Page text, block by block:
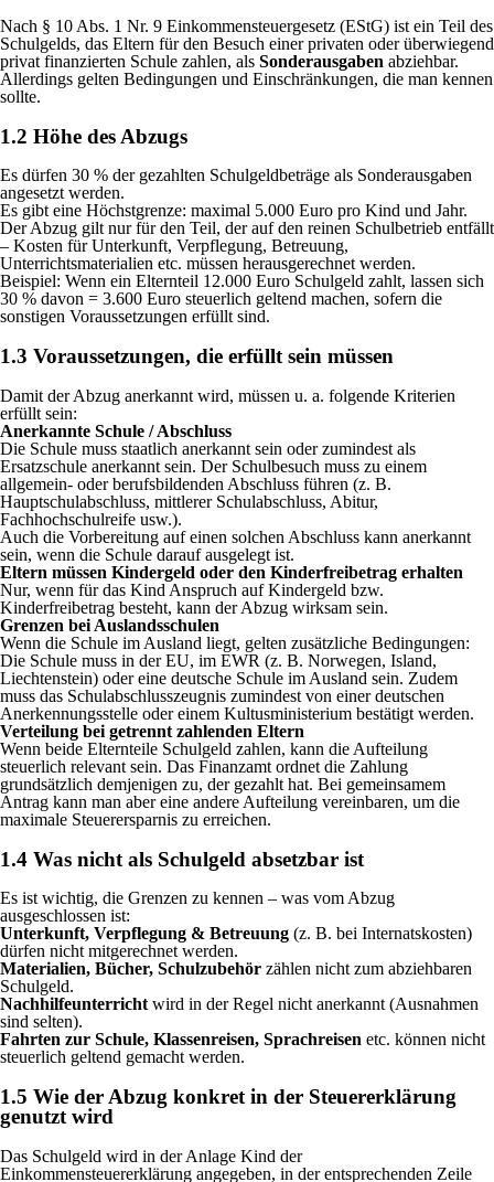
Nach § 10 Abs. 1 Nr. 9 Einkommensteuergesetz (EStG) ist ein Teil des
Schulgelds, das Eltern für den Besuch einer privaten oder überwiegend
privat finanzierten Schule zahlen, als Sonderausgaben abziehbar.
Allerdings gelten Bedingungen und Einschränkungen, die man kennen
sollte.
1.2 Höhe des Abzugs
Es dürfen 30 % der gezahlten Schulgeldbeträge als Sonderausgaben
angesetzt werden.
Es gibt eine Höchstgrenze: maximal 5.000 Euro pro Kind und Jahr.
Der Abzug gilt nur für den Teil, der auf den reinen Schulbetrieb entfällt
– Kosten für Unterkunft, Verpflegung, Betreuung,
Unterrichtsmaterialien etc. müssen herausgerechnet werden.
Beispiel: Wenn ein Elternteil 12.000 Euro Schulgeld zahlt, lassen sich
30 % davon = 3.600 Euro steuerlich geltend machen, sofern die
sonstigen Voraussetzungen erfüllt sind.
1.3 Voraussetzungen, die erfüllt sein müssen
Damit der Abzug anerkannt wird, müssen u. a. folgende Kriterien
erfüllt sein:
Anerkannte Schule / Abschluss
Die Schule muss staatlich anerkannt sein oder zumindest als
Ersatzschule anerkannt sein. Der Schulbesuch muss zu einem
allgemein- oder berufsbildenden Abschluss führen (z. B.
Hauptschulabschluss, mittlerer Schulabschluss, Abitur,
Fachhochschulreife usw.).
Auch die Vorbereitung auf einen solchen Abschluss kann anerkannt
sein, wenn die Schule darauf ausgelegt ist.
Eltern müssen Kindergeld oder den Kinderfreibetrag erhalten
Nur, wenn für das Kind Anspruch auf Kindergeld bzw.
Kinderfreibetrag besteht, kann der Abzug wirksam sein.
Grenzen bei Auslandsschulen
Wenn die Schule im Ausland liegt, gelten zusätzliche Bedingungen:
Die Schule muss in der EU, im EWR (z. B. Norwegen, Island,
Liechtenstein) oder eine deutsche Schule im Ausland sein. Zudem
muss das Schulabschlusszeugnis zumindest von einer deutschen
Anerkennungsstelle oder einem Kultusministerium bestätigt werden.
Verteilung bei getrennt zahlenden Eltern
Wenn beide Elternteile Schulgeld zahlen, kann die Aufteilung
steuerlich relevant sein. Das Finanzamt ordnet die Zahlung
grundsätzlich demjenigen zu, der gezahlt hat. Bei gemeinsamem
Antrag kann man aber eine andere Aufteilung vereinbaren, um die
maximale Steuerersparnis zu erreichen.
1.4 Was nicht als Schulgeld absetzbar ist
Es ist wichtig, die Grenzen zu kennen – was vom Abzug
ausgeschlossen ist:
Unterkunft, Verpflegung & Betreuung (z. B. bei Internatskosten)
dürfen nicht mitgerechnet werden.
Materialien, Bücher, Schulzubehör zählen nicht zum abziehbaren
Schulgeld.
Nachhilfeunterricht wird in der Regel nicht anerkannt (Ausnahmen
sind selten).
Fahrten zur Schule, Klassenreisen, Sprachreisen etc. können nicht
steuerlich geltend gemacht werden.
1.5 Wie der Abzug konkret in der Steuererklärung
genutzt wird
Das Schulgeld wird in der Anlage Kind der
Einkommensteuererklärung angegeben, in der entsprechenden Zeile